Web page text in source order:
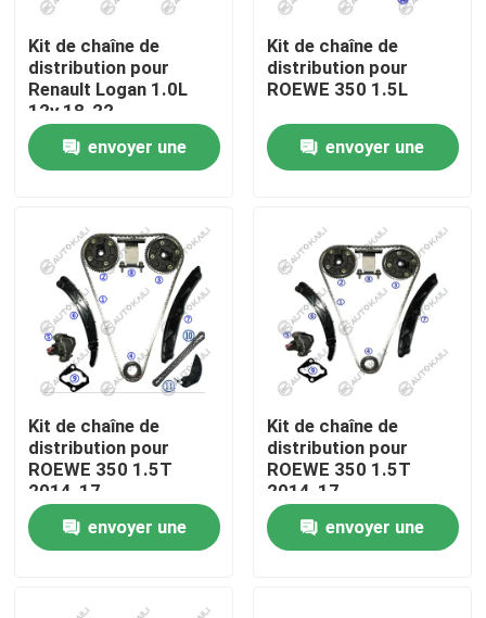
Produits
Vidéos
Visite de l'usine
Contrôle de la qualité
Nous contacter
Nouvelles
Demandez un devis
Kit à chaînes de synchronisation
Kit de chaîne de
distribution pour
Renault Logan 1.0L
12v 18-22
envoyer une
Kit de chaîne de
distribution pour
ROEWE 350 1.5L
envoyer une
Kit de chaîne de
distribution pour
ROEWE 350 1.5T
2014-17
envoyer une
Kit de chaîne de
distribution pour
ROEWE 350 1.5T
2014-17
envoyer une